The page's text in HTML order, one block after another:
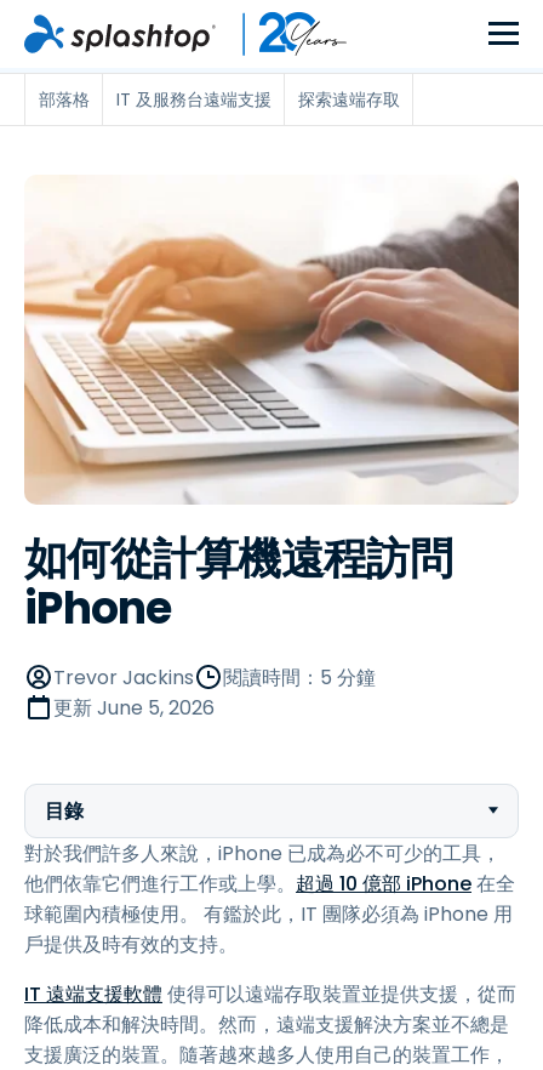
部落格 IT 及服務台遠端支援 探索遠端存取
如何從計算機遠程訪問
iPhone
Trevor Jackins
閱讀時間：5 分鐘
更新June 5, 2026
目錄
對於我們許多人來說，iPhone 已成為必不可少的工具，
他們依靠它們進行工作或上學。 超過 10 億部 iPhone在全
球範圍內積極使用。 有鑑於此，IT 團隊必須為 iPhone 用
戶提供及時有效的支持。
IT 遠端支援軟體使得可以遠端存取裝置並提供支援，從而
降低成本和解決時間。然而，遠端支援解決方案並不總是
支援廣泛的裝置。隨著越來越多人使用自己的裝置工作，